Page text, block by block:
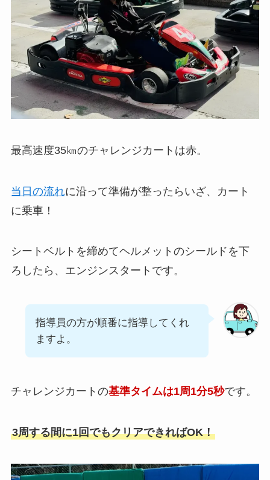
最高速度35㎞のチャレンジカートは赤。
当日の流れに沿って準備が整ったらいざ、カート
に乗車！
シートベルトを締めてヘルメットのシールドを下
ろしたら、エンジンスタートです。
指導員の方が順番に指導してくれ
ますよ。
チャレンジカートの基準タイムは1周1分5秒です。
3周する間に1回でもクリアできればOK！